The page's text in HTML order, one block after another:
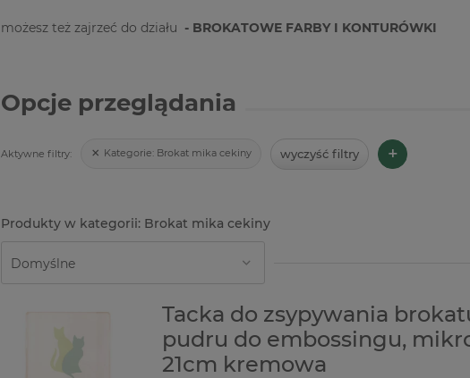
Opcje przeglądania
Aktywne filtry: Kategorie: Brokat mika cekiny wyczyść filtry +
możesz też zajrzeć do działu - BROKATOWE FARBY I KONTURÓWKI
Brokat mika cekiny
Tacka do zsypywania
pudru do embossingu,
21cm kremowa